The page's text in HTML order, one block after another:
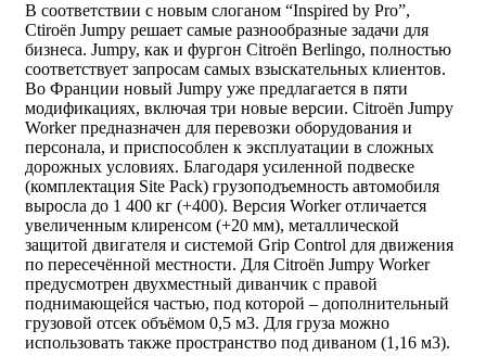
В соответствии с новым слоганом “Inspired by Pro”,
Ctiroën Jumpy решает самые разнообразные задачи для
бизнеса. Jumpy, как и фургон Citroën Berlingo, полностью
соответствует запросам самых взыскательных клиентов.
Во Франции новый Jumpy уже предлагается в пяти
модификациях, включая три новые версии. Citroën Jumpy
Worker предназначен для перевозки оборудования и
персонала, и приспособлен к эксплуатации в сложных
дорожных условиях. Благодаря усиленной подвеске
(комплектация Site Pack) грузоподъемность автомобиля
выросла до 1 400 кг (+400). Версия Worker отличается
увеличенным клиренсом (+20 мм), металлической
защитой двигателя и системой Grip Control для движения
по пересечённой местности. Для Citroën Jumpy Worker
предусмотрен двухместный диванчик с правой
поднимающейся частью, под которой – дополнительный
грузовой отсек объёмом 0,5 м3. Для груза можно
использовать также пространство под диваном (1,16 м3).